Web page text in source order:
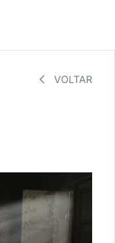
VOLTAR